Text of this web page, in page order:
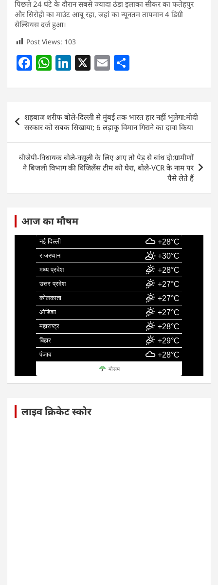
पिछले 24 घंटे के दौरान सबसे ज्यादा ठंडा इलाका सीकर का फतेहपुर
और सिरोही का माउंट आबू रहा, जहां का न्यूनतम तापमान 4 डिग्री
सेल्सियस दर्ज हुआ।
Post Views: 103
F
c
e
b
o
o
k
W
at
s
A
p
p
Li
k
e
dI
n
X E
ai
l
ar
e
navigation
शहबाज शरीफ बोले-दिल्ली से मुंबई तक भारत हार नहीं भूलेगा:मोदी
सरकार को सबक सिखाया; 6 लड़ाकू विमान गिराने का दावा किया
बीजेपी-विधायक बोले-वसूली के लिए आए तो पेड़ से बांध दो:ग्रामीणों
ने बिजली विभाग की विजिलेंस टीम को घेरा, बोले-VCR के नाम पर
पैसे लेते हैं
आज का मौषम
नई दिल्ली +28°C
राजस्थान +30°C
मध्य प्रदेश +28°C
उत्तर प्रदेश +27°C
कोलकाता +27°C
ओडिशा +27°C
महाराष्ट्र +28°C
बिहार +29°C
पंजाब +28°C
मौसम
लाइव क्रिकेट स्कोर